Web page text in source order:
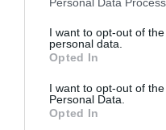
I want to opt-out of
personal data.
Opted In
I want to opt-out of
Personal Data.
Opted In
Tengo la amarga
que la política ha
como Nissan de qué
"no se lo pondremos